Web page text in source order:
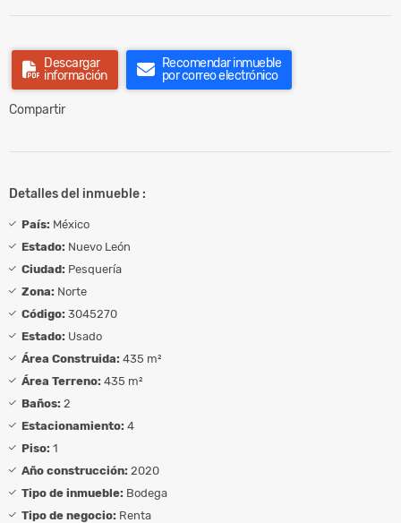
Descargar
información
Recomendar inmueble
por correo electrónico
Compartir
Detalles del inmueble :
País: México
Estado: Nuevo León
Ciudad: Pesquería
Zona: Norte
Código: 3045270
Estado: Usado
Área Construida: 435 m²
Área Terreno: 435 m²
Baños: 2
Estacionamiento: 4
Piso: 1
Año construcción: 2020
Tipo de inmueble: Bodega
Tipo de negocio: Renta